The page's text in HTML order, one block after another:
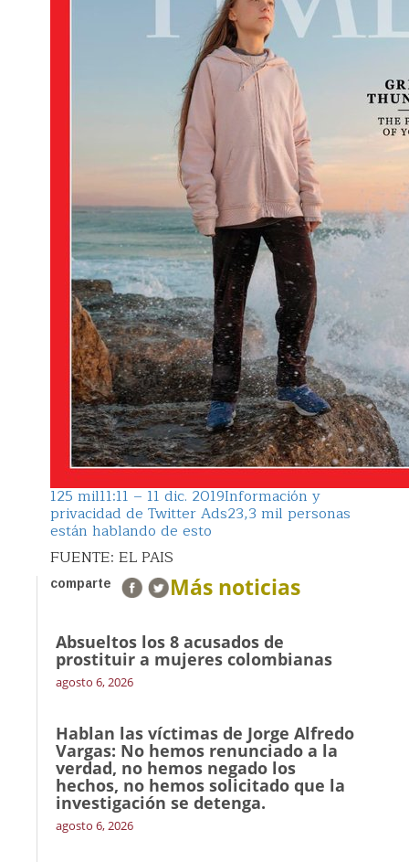
125 mil11:11 – 11 dic. 2019Información y
privacidad de Twitter Ads23,3 mil personas
están hablando de esto
FUENTE: EL PAIS
comparte Más noticias
Absueltos los 8 acusados de
prostituir a mujeres colombianas
agosto 6, 2026
Hablan las víctimas de Jorge Alfredo
Vargas: No hemos renunciado a la
verdad, no hemos negado los
hechos, no hemos solicitado que la
investigación se detenga.
agosto 6, 2026